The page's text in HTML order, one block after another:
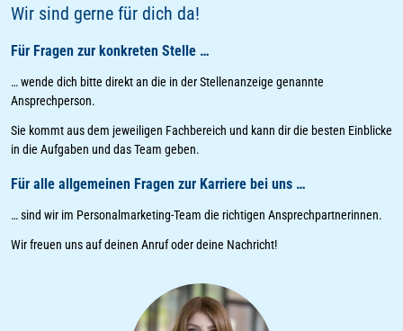
Wir sind gerne für dich da!
Für Fragen zur konkreten Stelle …
… wende dich bitte direkt an die in der Stellenanzeige genannte
Ansprechperson.
Sie kommt aus dem jeweiligen Fachbereich und kann dir die besten Einblicke
in die Aufgaben und das Team geben.
Für alle allgemeinen Fragen zur Karriere bei uns …
… sind wir im Personalmarketing-Team die richtigen Ansprechpartnerinnen.
Wir freuen uns auf deinen Anruf oder deine Nachricht!